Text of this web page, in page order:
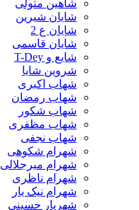
شاهین متولی
شایان شیرین
شایان ع 2
شایان قاسمی
شایع و T-Dey
شروین شایا
شهاب اکبری
شهاب رمضان
شهاب شکور
شهاب مظفری
شهاب نجفی
شهرام شکوهی
شهرام میرجلالی
شهرام ناظری
شهرام نیک یار
شهریار حسینی